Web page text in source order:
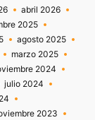
abril 2026
2025
agosto 2025
marzo 2025
2024
julio 2024
2023